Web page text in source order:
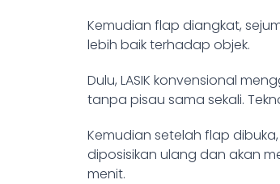
Kemudian flap diangkat,
lebih baik terhadap objek.
Dulu, LASIK konvensional
tanpa pisau sama sekali.
Kemudian setelah flap
diposisikan ulang dan akan
menit.